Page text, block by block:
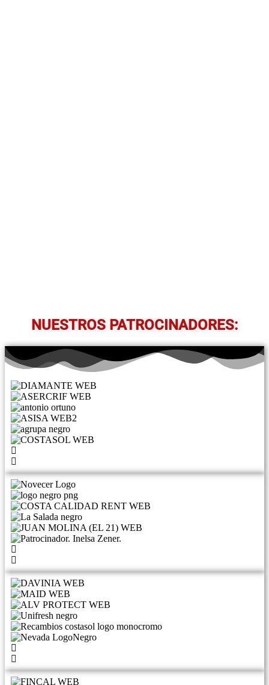
NUESTROS PATROCINADORES: